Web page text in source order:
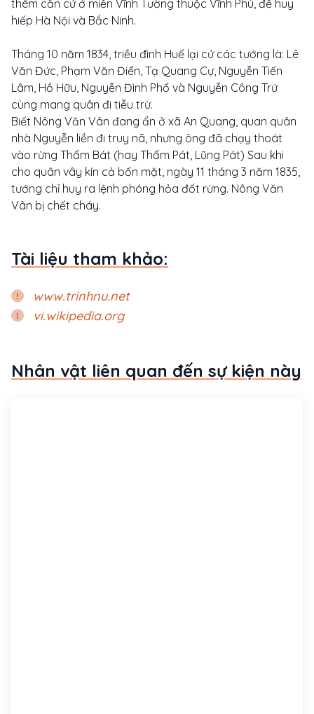
thêm căn cứ ở miền Vĩnh Tường thuộc Vĩnh Phú, để huy
hiếp Hà Nội và Bắc Ninh.
Tháng 10 năm 1834, triều đình Huế lại cử các tướng là: Lê
Văn Đức, Phạm Văn Điển, Tạ Quang Cự, Nguyễn Tiến
Lâm, Hồ Hữu, Nguyễn Đình Phổ và Nguyễn Công Trứ
cùng mang quân đi tiễu trừ.
Biết Nông Văn Vân đang ẩn ở xã An Quang, quan quân
nhà Nguyễn liền đi truy nã, nhưng ông đã chạy thoát
vào rừng Thẩm Bát (hay Thẩm Pát, Lũng Pát) Sau khi
cho quân vây kín cả bốn mặt, ngày 11 tháng 3 năm 1835,
tướng chỉ huy ra lệnh phóng hỏa đốt rừng. Nông Văn
Vân bị chết cháy.
Tài liệu tham khảo:
www.trinhnu.net
vi.wikipedia.org
Nhân vật liên quan đến sự kiện này